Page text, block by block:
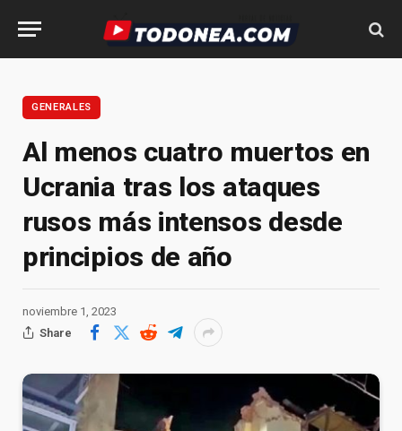
GENERALES
Al menos cuatro muertos en
Ucrania tras los ataques
rusos más intensos desde
principios de año
noviembre 1, 2023
Share